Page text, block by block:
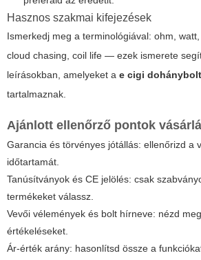
Hasznos szakmai kifejezések
Ismerkedj meg a terminológiával: ohm,
cloud chasing, coil life — ezek ismerete
leírásokban, amelyeket a e cigi dohánybolt
tartalmaznak.
Ajánlott ellenőrző pontok
Garancia és törvényes jótállás: ellenőrizd a
időtartamát.
Tanúsítványok és CE jelölés: csak
termékeket válassz.
Vevői vélemények és bolt hírneve: nézd
értékeléseket.
Ár-érték arány: hasonlítsd össze a